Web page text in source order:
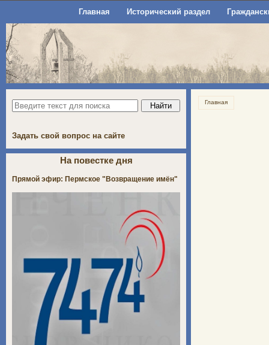
Главная Исторический раздел
Главная
Задать свой вопрос на сайте
На повестке дня
Прямой эфир: Пермское "Возвращение имён"